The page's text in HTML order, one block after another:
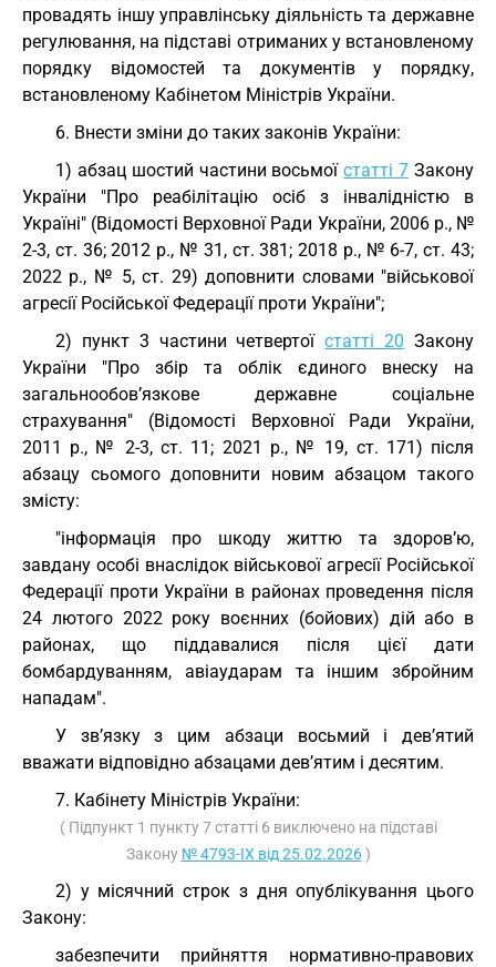
провадять іншу управлінську діяльність та державне
регулювання, на підставі отриманих у встановленому
порядку відомостей та документів у порядку,
встановленому Кабінетом Міністрів України.
6. Внести зміни до таких законів України:
1) абзац шостий частини восьмоїстатті 7 Закону
України "Про реабілітацію осіб з інвалідністю в
Україні" (Відомості Верховної Ради України, 2006 р., №
2-3, ст. 36; 2012 р., № 31, ст. 381; 2018 р., № 6-7, ст. 43;
2022 р., № 5, ст. 29) доповнити словами "військової
агресії Російської Федерації проти України";
2) пункт 3 частини четвертоїстатті 20 Закону
України "Про збір та облік єдиного внеску на
загальнообов’язкове державне соціальне
страхування" (Відомості Верховної Ради України,
2011 р., № 2-3, ст. 11; 2021 р., № 19, ст. 171) після
абзацу сьомого доповнити новим абзацом такого
змісту:
"інформація про шкоду життю та здоров’ю,
завдану особі внаслідок військової агресії Російської
Федерації проти України в районах проведення після
24 лютого 2022 року воєнних (бойових) дій або в
районах, що піддавалися після цієї дати
бомбардуванням, авіаударам та іншим збройним
нападам".
У зв’язку з цим абзаци восьмий і дев’ятий
вважати відповідно абзацами дев’ятим і десятим.
7. Кабінету Міністрів України:
( Підпункт 1 пункту 7 статті 6 виключено на підставі
Закону № 4793-IX від 25.02.2026)
2) у місячний строк з дня опублікування цього
Закону:
забезпечити прийняття нормативно-правових